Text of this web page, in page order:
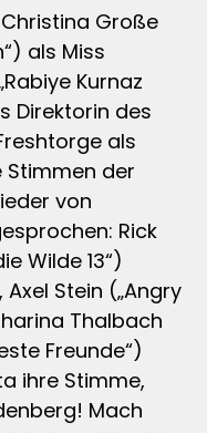
Große
als Miss
Kurnaz
Direktorin des
als
Stimmen der
von
Rick
Wilde 13“)
Stein („Angry
Thalbach
Freunde“)
ihre Stimme,
Mach